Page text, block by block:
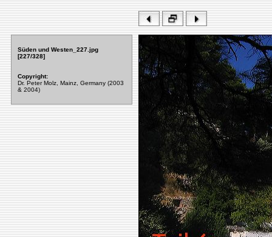
Süden und Westen_227.jpg
[227/328]
Copyright:
Dr. Peter Molz, Mainz, Germany (2003
& 2004)